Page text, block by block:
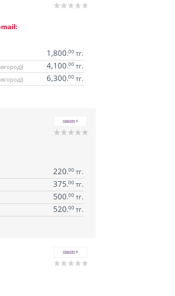
1,800.00тг.
4,100.00тг.
6,300.00тг.
220.00тг.
375.00тг.
500.00тг.
520.00тг.